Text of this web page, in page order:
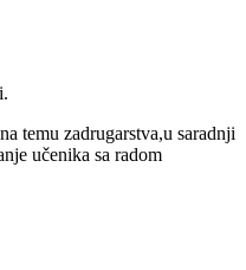
temu zadrugarstva,u saradnji
učenika sa radom